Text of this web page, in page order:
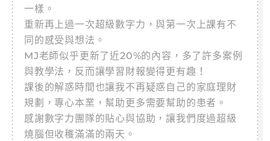
一樣。
重新再上過一次超級數字力，與第一次上課有不
同的感受與想法。
MJ老師似乎更新了近20%的內容，多了許多案例
與教學法，反而讓學習財報變得更有趣！
課後的解惑時間也讓我不再疑惑自己的家庭理財
規劃，專心本業，幫助更多需要幫助的患者。
感謝數字力團隊的貼心與協助，讓我們度過超級
燒腦但收穫滿滿的兩天。